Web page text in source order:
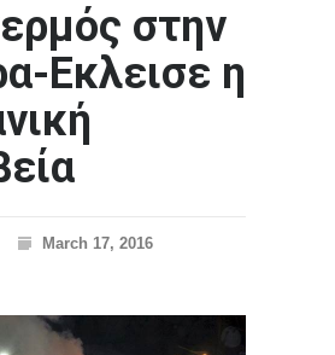
στην
Εκλεισε η
March 17, 2016